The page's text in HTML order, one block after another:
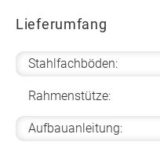
Lieferumfang
Stahlfachböden:
Rahmenstütze:
Aufbauanleitung: